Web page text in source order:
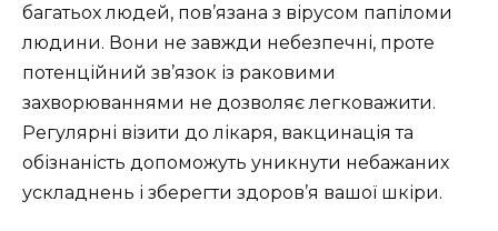
багатьох людей, пов’язана з вірусом папіломи
людини. Вони не завжди небезпечні, проте
потенційний зв’язок із раковими
захворюваннями не дозволяє легковажити.
Регулярні візити до лікаря, вакцинація та
обізнаність допоможуть уникнути небажаних
ускладнень і зберегти здоров’я вашої шкіри.